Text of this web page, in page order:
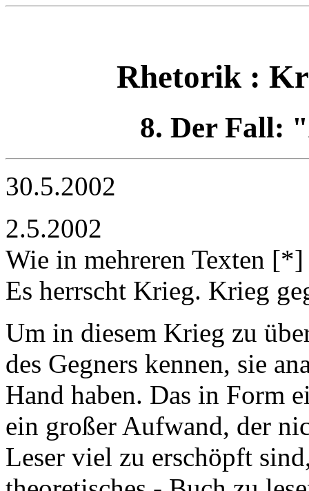
Rhetorik :
8. Der Fall:
30.5.2002
2.5.2002
Wie in mehreren Texten
Es herrscht Krieg. Krieg
Um in diesem Krieg zu
des Gegners kennen, sie
Hand haben. Das in Form
ein großer Aufwand, der
Leser viel zu erschöpft